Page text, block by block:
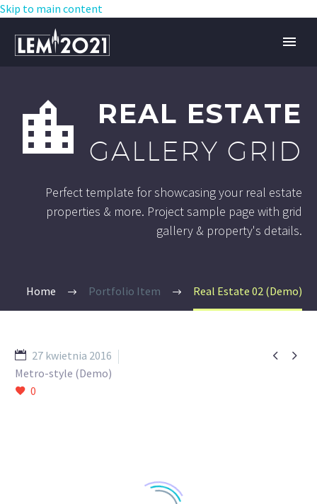
Skip to main content

 REAL ESTATE
GALLERY GRID
Perfect template for showcasing your real estate
properties & more. Project sample page with grid
gallery & property's details.
Home Portfolio Item Real Estate 02 (Demo)
 
27 kwietnia 2016
Metro-style (Demo)
0